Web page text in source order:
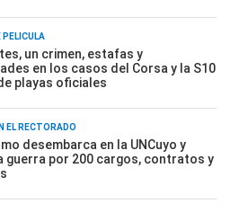
PELÍCULA
un crimen, estafas y
en los casos del Corsa y la S10
playas oficiales
EL RECTORADO
desembarca en la UNCuyo y
guerra por 200 cargos, contratos y